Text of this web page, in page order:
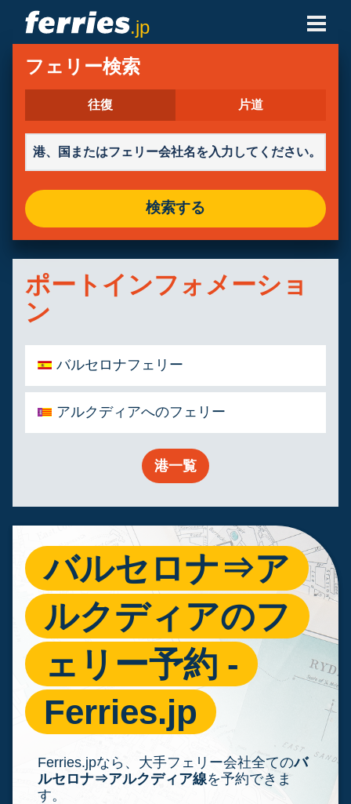
.jp
フェリー会社
フェリーの目的地
フェリールート
予約の管理
フェリー検索
往復 片道
検索する
ポートインフォメーショ
ン
バルセロナフェリー
アルクディアへのフェリー
港一覧
バルセロナ⇒ア
ルクディアのフ
ェリー予約 -
Ferries.jp
Ferries.jpなら、大手フェリー会社全てのバ
ルセロナ⇒アルクディア線を予約できま
す。